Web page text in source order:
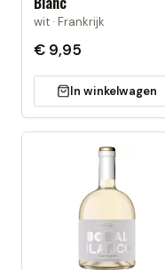
wit · Frankrijk
€ 9,95
In winkelwagen